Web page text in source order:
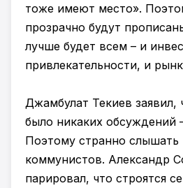
тоже имеют место».
прозрачно будут
лучше будет всем – и
привлекательности, и
Джамбулат Текиев
было никаких обсуждений
Поэтому странно слышать
коммунистов. Александр
парировал, что строятся